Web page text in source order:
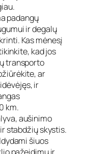
padangų
ir degalų
Kas mėnesį
kad jos
transporto
ar
ir
km.
aušinimo
stabdžių skystis.
šiuos